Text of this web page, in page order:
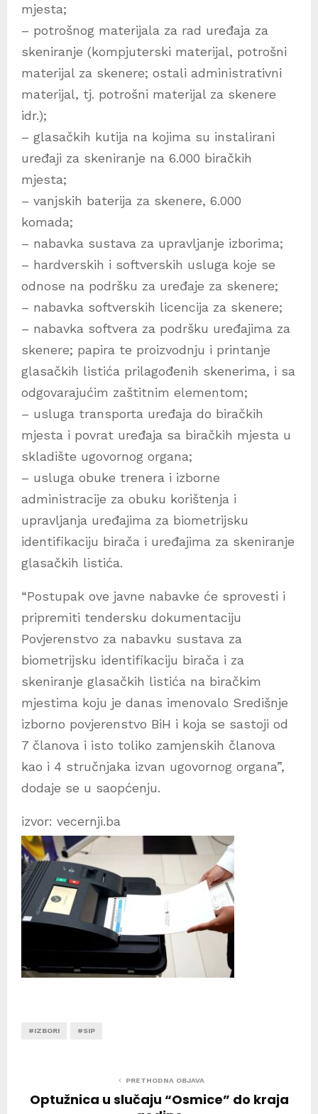
mjesta;
– potrošnog materijala za rad uređaja za
skeniranje (kompjuterski materijal, potrošni
materijal za skenere; ostali administrativni
materijal, tj. potrošni materijal za skenere
idr.);
– glasačkih kutija na kojima su instalirani
uređaji za skeniranje na 6.000 biračkih
mjesta;
– vanjskih baterija za skenere, 6.000
komada;
– nabavka sustava za upravljanje izborima;
– hardverskih i softverskih usluga koje se
odnose na podršku za uređaje za skenere;
– nabavka softverskih licencija za skenere;
– nabavka softvera za podršku uređajima za
skenere; papira te proizvodnju i printanje
glasačkih listića prilagođenih skenerima, i sa
odgovarajućim zaštitnim elementom;
– usluga transporta uređaja do biračkih
mjesta i povrat uređaja sa biračkih mjesta u
skladište ugovornog organa;
– usluga obuke trenera i izborne
administracije za obuku korištenja i
upravljanja uređajima za biometrijsku
identifikaciju birača i uređajima za skeniranje
glasačkih listića.
“Postupak ove javne nabavke će sprovesti i
pripremiti tendersku dokumentaciju
Povjerenstvo za nabavku sustava za
biometrijsku identifikaciju birača i za
skeniranje glasačkih listića na biračkim
mjestima koju je danas imenovalo Središnje
izborno povjerenstvo BiH i koja se sastoji od
7 članova i isto toliko zamjenskih članova
kao i 4 stručnjaka izvan ugovornog organa”,
dodaje se u saopćenju.
izvor: vecernji.ba
#IZBORI #SIP
PRETHODNA OBJAVA
Optužnica u slučaju “Osmice” do kraja